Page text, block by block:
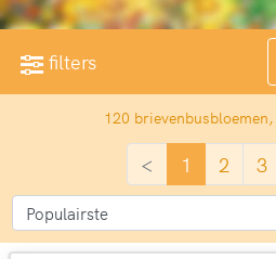
filters
120 brievenbusbloemen,
< 1 2 3